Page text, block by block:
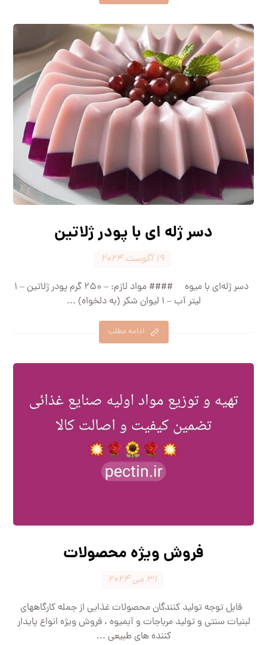
دسر ژله ای با پودر ژلاتین
۱۹ آگوست ۲۰۲۴
دسر ژله‌ای با میوه #### مواد لازم: – ۲۵۰ گرم پودر ژلاتین – ۱
لیتر آب – ۱ لیوان شکر (به دلخواه) ...
ادامه مطلب
فروش ویژه محصولات
۳۱ می ۲۰۲۴
قابل توجه تولید کنندگان محصولات غذایی از جمله کارگاههای
لبنیات سنتی و تولید مرباجات و آبمیوه ، فروش ویژه انواع پایدار
کننده های طبیعی ...